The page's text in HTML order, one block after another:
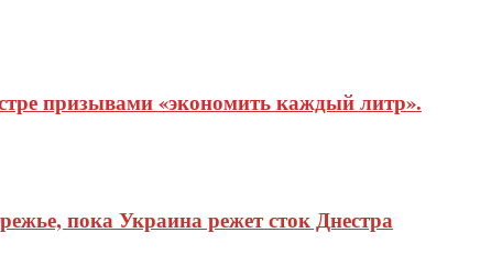
призывами «экономить каждый литр».
пока Украина режет сток Днестра